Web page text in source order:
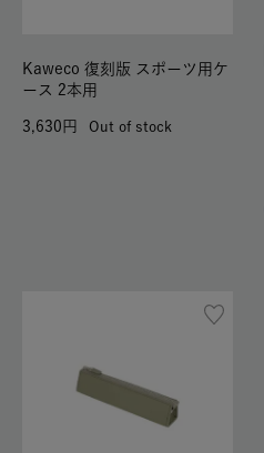
Kaweco 復刻版 スポーツ用ケ
ース 2本用
3,630 Out of stock